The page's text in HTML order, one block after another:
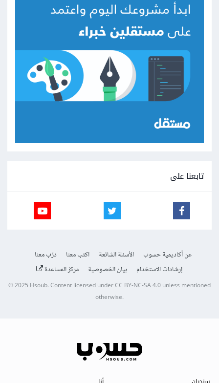
تابعنا على
عن أكاديمية حسوب الأسئلة الشائعة اكتب معنا
درّب معنا
إرشادات الاستخدام
بيان الخصوصية مركز المساعدة
© 2025Hsoub.Content licensed underCC BY-NC-SA 4.0unless mentioned
otherwise.